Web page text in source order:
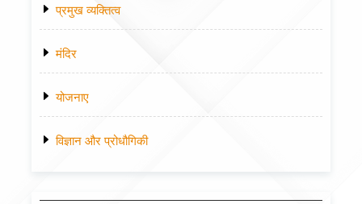
प्रमुख व्यक्तित्व
मंदिर
योजनाए
विज्ञान और प्रोधौगिकी